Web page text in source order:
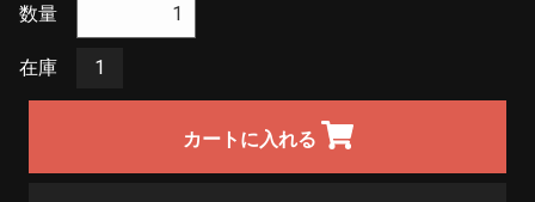
数量
在庫 1
カートに入れる